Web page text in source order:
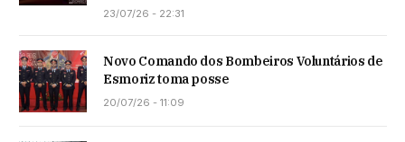
23/07/26 - 22:31
Novo Comando dos Bombeiros Voluntários de
Esmoriz toma posse
20/07/26 - 11:09